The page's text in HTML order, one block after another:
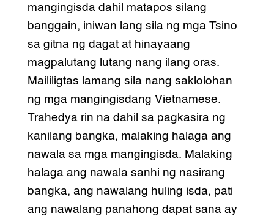
mangingisda dahil matapos silang
banggain, iniwan lang sila ng mga Tsino
sa gitna ng dagat at hinayaang
magpalutang lutang nang ilang oras.
Maililigtas lamang sila nang saklolohan
ng mga mangingisdang Vietnamese.
Trahedya rin na dahil sa pagkasira ng
kanilang bangka, malaking halaga ang
nawala sa mga mangingisda. Malaking
halaga ang nawala sanhi ng nasirang
bangka, ang nawalang huling isda, pati
ang nawalang panahong dapat sana ay